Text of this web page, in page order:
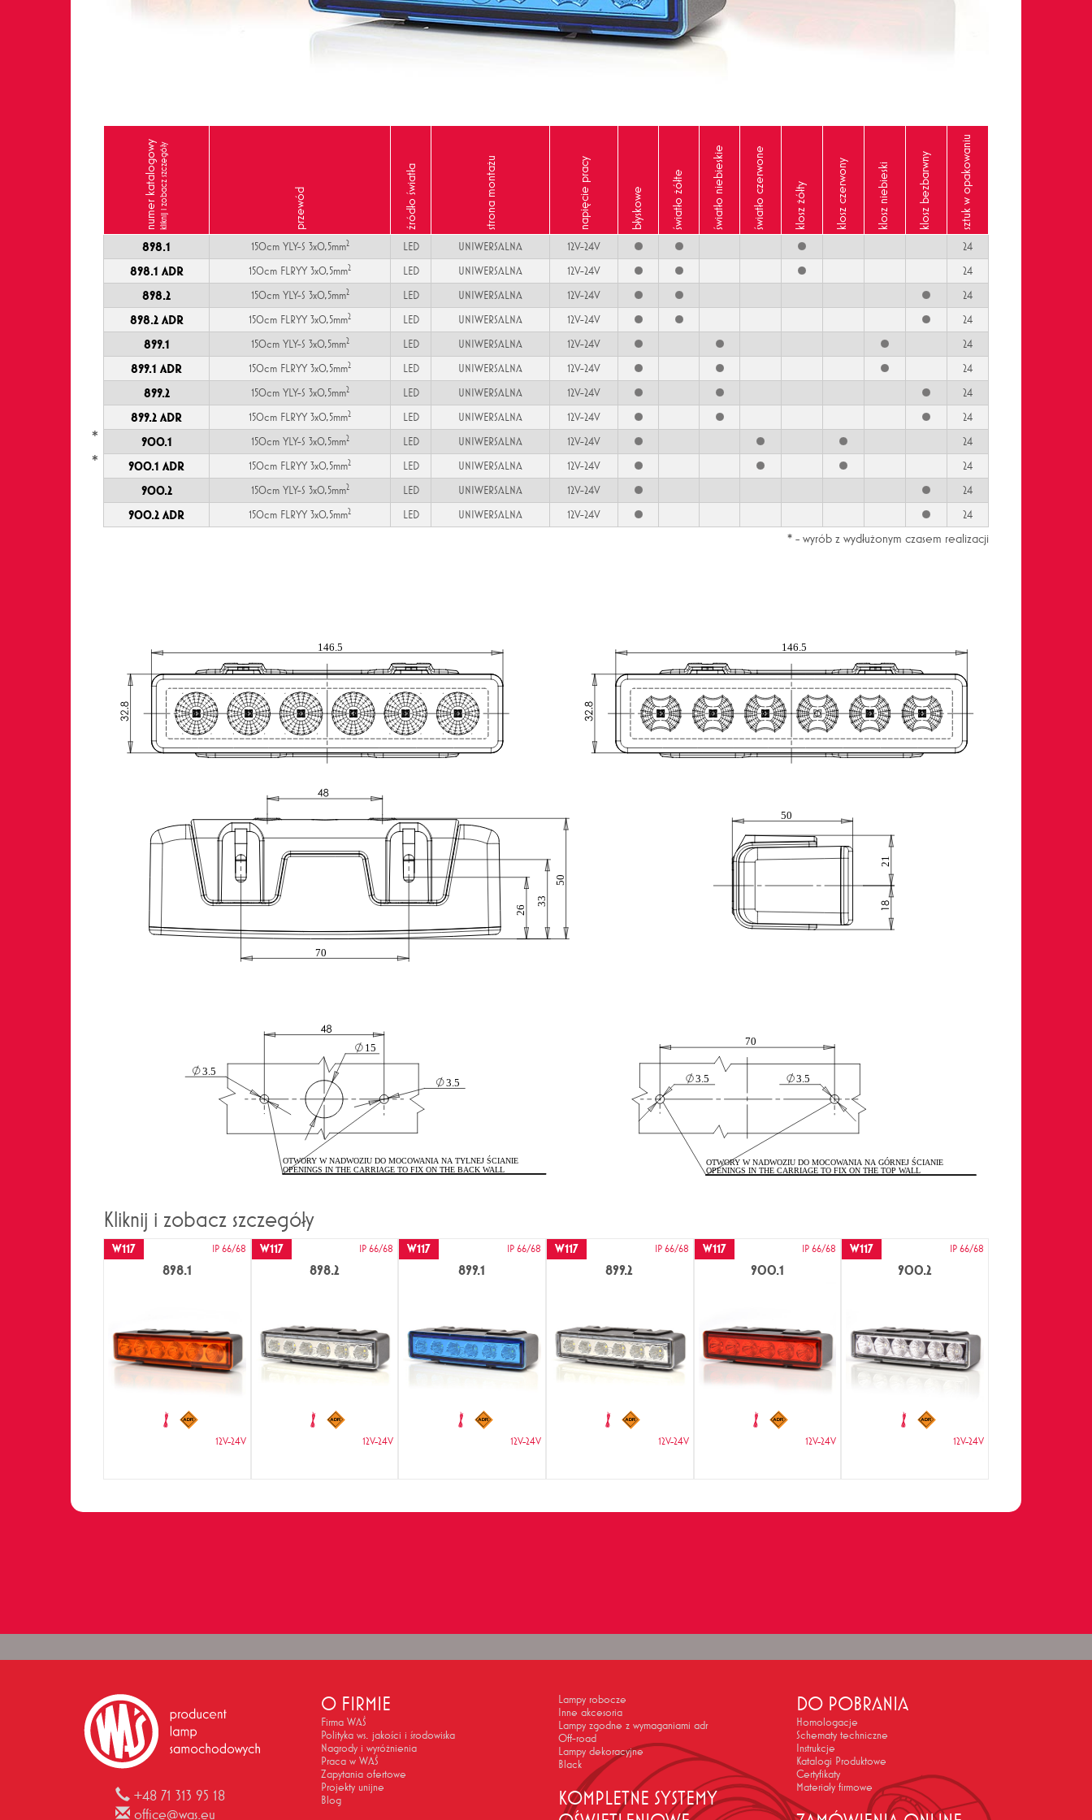
numer katalogowykliknij i zobacz szczegóły przewód źródło światła strona montażu napięcie pracy błyskowe światło żółte światło niebieskie światło czerwone klosz żółty klosz czerwony klosz niebieski klosz bezbarwny sztuk w opakowaniu
898.1 150cm YLY-S 3x0,5mm2 LED UNIWERSALNA 12V-24V 24
898.1 ADR 150cm FLRYY 3x0,5mm2 LED UNIWERSALNA 12V-24V 24
898.2 150cm YLY-S 3x0,5mm2 LED UNIWERSALNA 12V-24V 24
898.2 ADR 150cm FLRYY 3x0,5mm2 LED UNIWERSALNA 12V-24V 24
899.1 150cm YLY-S 3x0,5mm2 LED UNIWERSALNA 12V-24V 24
899.1 ADR 150cm FLRYY 3x0,5mm2 LED UNIWERSALNA 12V-24V 24
899.2 150cm YLY-S 3x0,5mm2 LED UNIWERSALNA 12V-24V 24
899.2 ADR 150cm FLRYY 3x0,5mm2 LED UNIWERSALNA 12V-24V 24
900.1
* 150cm YLY-S 3x0,5mm2 LED UNIWERSALNA 12V-24V 24
900.1 ADR
* 150cm FLRYY 3x0,5mm2 LED UNIWERSALNA 12V-24V 24
900.2 150cm YLY-S 3x0,5mm2 LED UNIWERSALNA 12V-24V 24
900.2 ADR 150cm FLRYY 3x0,5mm2 LED UNIWERSALNA 12V-24V 24
* - wyrób z wydłużonym czasem realizacji
Kliknij i zobacz szczegóły
W117 IP 66/68
898.1
12V-24V
W117 IP 66/68
898.2
12V-24V
W117 IP 66/68
899.1
12V-24V
W117 IP 66/68
899.2
12V-24V
W117 IP 66/68
900.1
12V-24V
W117 IP 66/68
900.2
12V-24V
+48 71 313 95 18
office@was.eu
O FIRMIE
Firma WAŚ
Polityka ws. jakości i środowiska
Nagrody i wyróżnienia
Praca w WAŚ
Zapytania ofertowe
Projekty unijne
Blog
Lampy robocze
Inne akcesoria
Lampy zgodne z wymaganiami adr
Off-road
Lampy dekoracyjne
Black
KOMPLETNE SYSTEMY
DO POBRANIA
Homologacje
Schematy techniczne
Instrukcje
Katalogi Produktowe
Certyfikaty
Materiały firmowe